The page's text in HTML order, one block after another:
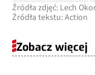
Źródła zdjęć: Lech
Źródła tekstu: Action
Zobacz więcej